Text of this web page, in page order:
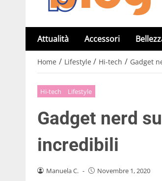
Attualità Accessori
Home / Lifestyle / Hi-tech / Gadget
Hi-tech Lifestyle
Gadget nerd
incredibili
Manuela C. - Novembre 1, 2020